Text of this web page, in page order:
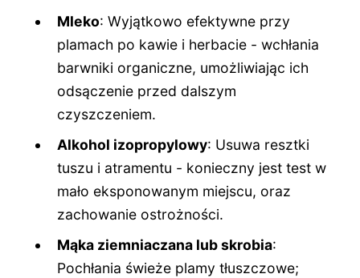
Mleko: Wyjątkowo efektywne przy
plamach po kawie i herbacie - wchłania
barwniki organiczne, umożliwiając ich
odsączenie przed dalszym
czyszczeniem.
Alkohol izopropylowy: Usuwa resztki
tuszu i atramentu - konieczny jest test w
mało eksponowanym miejscu, oraz
zachowanie ostrożności.
Mąka ziemniaczana lub skrobia:
Pochłania świeże plamy tłuszczowe;